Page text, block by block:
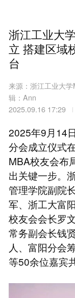
浙江工业大
立 搭建区域
台
来源：浙江工业大
辑：Ann
2025.09.16 17:29
2025年9月14
分会成立仪式
MBA校友会布
出关键一步。
管理学院副院
军、浙工大富
校友会会长罗
常务副会长钱
人、富阳分会
等50余位嘉宾